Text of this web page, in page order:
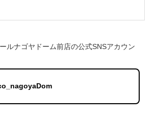
ルナゴヤドーム前店の公式SNSアカウン